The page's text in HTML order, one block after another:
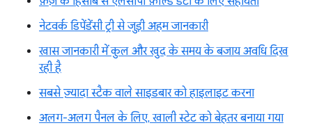
नेटवर्क डिपेंडेंसी ट्री से जुड़ी अहम जानकारी
खास जानकारी में कुल और खुद के समय के बजाय अवधि दिख
रही है
सबसे ज़्यादा स्टैक वाले साइडबार को हाइलाइट करना
अलग-अलग पैनल के लिए, खाली स्टेट को बेहतर बनाया गया